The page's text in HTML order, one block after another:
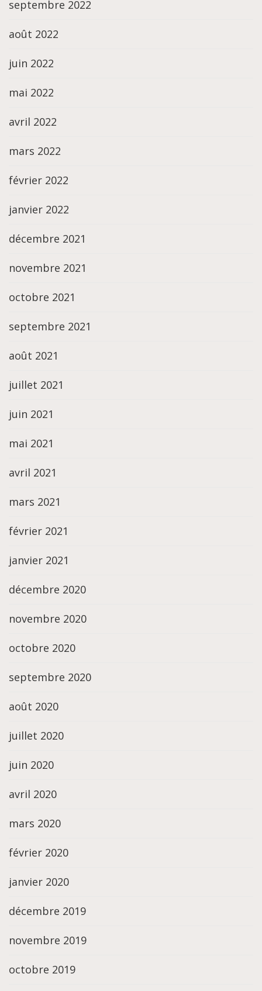
septembre 2022
août 2022
juin 2022
mai 2022
avril 2022
mars 2022
février 2022
janvier 2022
décembre 2021
novembre 2021
octobre 2021
septembre 2021
août 2021
juillet 2021
juin 2021
mai 2021
avril 2021
mars 2021
février 2021
janvier 2021
décembre 2020
novembre 2020
octobre 2020
septembre 2020
août 2020
juillet 2020
juin 2020
avril 2020
mars 2020
février 2020
janvier 2020
décembre 2019
novembre 2019
octobre 2019